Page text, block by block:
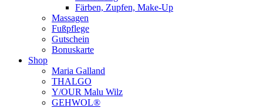
Färben, Zupfen, Make-Up
Massagen
Fußpflege
Gutschein
Bonuskarte
Shop
Maria Galland
THALGO
Y/OUR Malu Wilz
GEHWOL®